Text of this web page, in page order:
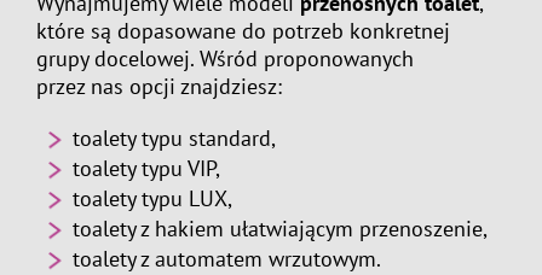
które są dopasowane do potrzeb konkretnej
grupy docelowej. Wśród proponowanych
przez nas opcji znajdziesz:
toalety typu standard,
toalety typu VIP,
toalety typu LUX,
toalety z hakiem ułatwiającym przenoszenie,
toalety z automatem wrzutowym.